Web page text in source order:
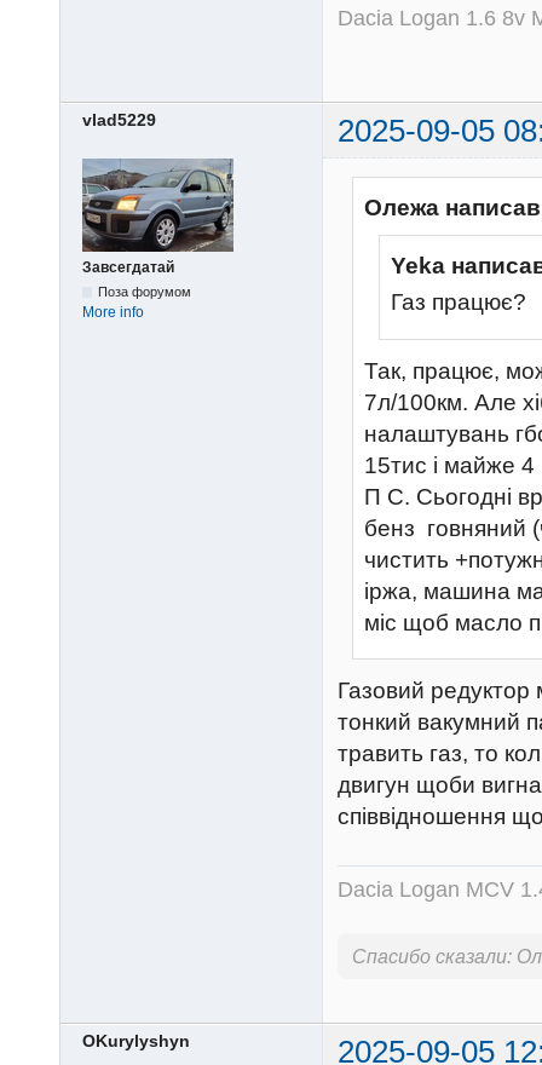
Dacia Logan 1.6 8v
vlad5229 2025-09-05
Завсегдатай
Поза форумом
More info
Олежа
Yeka
Газ працює?
Так, працює,
7л/100км. Але
налаштувань
15тис і майже 4
П С. Сьогодні
бенз говняний
чистить
іржа, машина
міс щоб масло
Газовий редуктор
тонкий вакумний
травить газ, то
двигун щоби
співвідношення
Dacia Logan MCV
Спасибо сказали:
OKurylyshyn 2025-09-05